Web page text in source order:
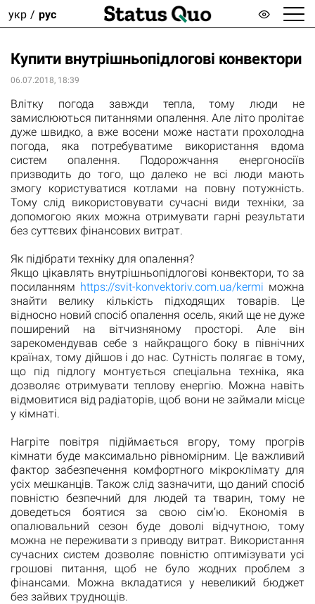
укр рус
Купити внутрішньопідлогові конвектори
06.07.2018, 18:39
Влітку погода завжди тепла, тому люди не
замислюються питаннями опалення. Але літо пролітає
дуже швидко, а вже восени може настати прохолодна
погода, яка потребуватиме використання вдома
систем опалення. Подорожчання енергоносіїв
призводить до того, що далеко не всі люди мають
змогу користуватися котлами на повну потужність.
Тому слід використовувати сучасні види техніки, за
допомогою яких можна отримувати гарні результати
без суттєвих фінансових витрат.
Як підібрати техніку для опалення?
Якщо цікавлять внутрішньопідлогові конвектори, то за
посиланням https://svit-konvektoriv.com.ua/kermi можна
знайти велику кількість підходящих товарів. Це
відносно новий спосіб опалення осель, який ще не дуже
поширений на вітчизняному просторі. Але він
зарекомендував себе з найкращого боку в північних
країнах, тому дійшов і до нас. Сутність полягає в тому,
що під підлогу монтується спеціальна техніка, яка
дозволяє отримувати теплову енергію. Можна навіть
відмовитися від радіаторів, щоб вони не займали місце
у кімнаті.
Нагріте повітря підіймається вгору, тому прогрів
кімнати буде максимально рівномірним. Це важливий
фактор забезпечення комфортного мікроклімату для
усіх мешканців. Також слід зазначити, що даний спосіб
повністю безпечний для людей та тварин, тому не
доведеться боятися за свою сім’ю. Економія в
опалювальний сезон буде доволі відчутною, тому
можна не переживати з приводу витрат. Використання
сучасних систем дозволяє повністю оптимізувати усі
грошові питання, щоб не було жодних проблем з
фінансами. Можна вкладатися у невеликий бюджет
без зайвих труднощів.